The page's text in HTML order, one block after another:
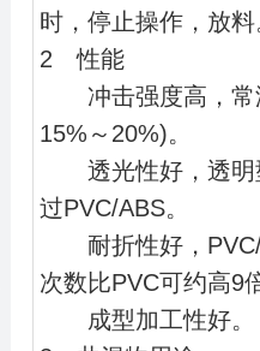
时，停止操作，放
2 性能
冲击强度高，常
15%～20%)。
透光性好，透明
过PVC/ABS。
耐折性好，PVC/
次数比PVC可约高9
成型加工性好。